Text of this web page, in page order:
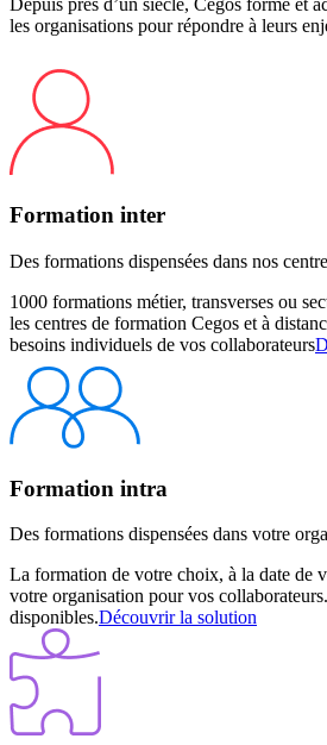
Depuis près d’un siècle, Cegos forme et
les organisations pour répondre à leurs
Formation inter
Des formations dispensées dans nos
1000 formations métier, transverses ou
les centres de formation Cegos et à
besoins individuels de vos collaborateurs
Formation intra
Des formations dispensées dans votre
La formation de votre choix, à la date de
votre organisation pour vos
disponibles.Découvrir la solution